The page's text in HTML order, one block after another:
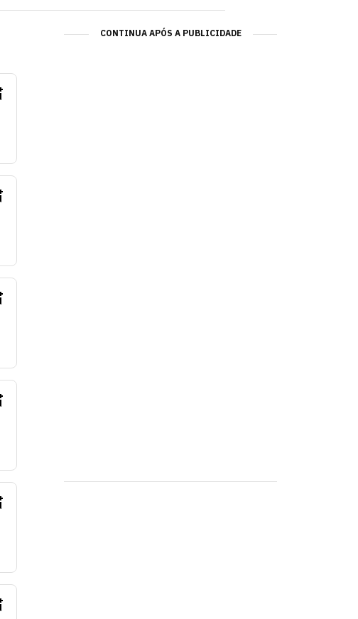
CONTINUA APÓS A PUBLICIDADE